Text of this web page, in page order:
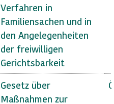
Verfahren in
Familiensachen und in
den Angelegenheiten
der freiwilligen
Gerichtsbarkeit
Gesetz über
Maßnahmen zur